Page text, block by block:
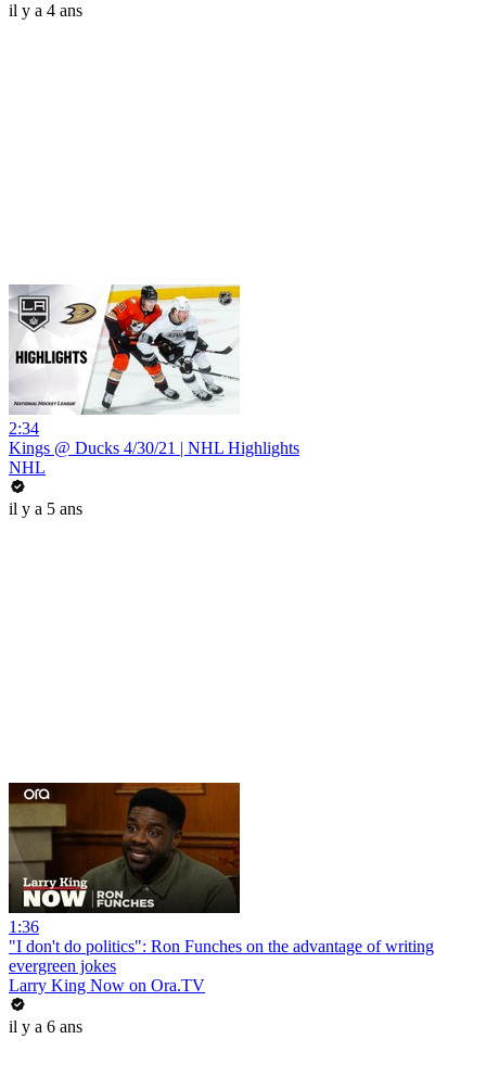
il y a 4 ans
2:34
Kings @ Ducks 4/30/21 | NHL Highlights
NHL
il y a 5 ans
1:36
"I don't do politics": Ron Funches on the advantage of writing
evergreen jokes
Larry King Now on Ora.TV
il y a 6 ans